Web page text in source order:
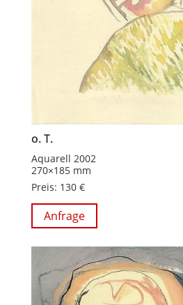
o. T.
Aquarell 2002
270×185 mm
Preis: 130 €
Anfrage